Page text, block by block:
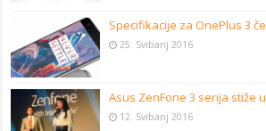
Specifikacije za OnePlus 3
25. Svibanj 2016
Asus ZenFone 3 serija stiže
12. Svibanj 2016